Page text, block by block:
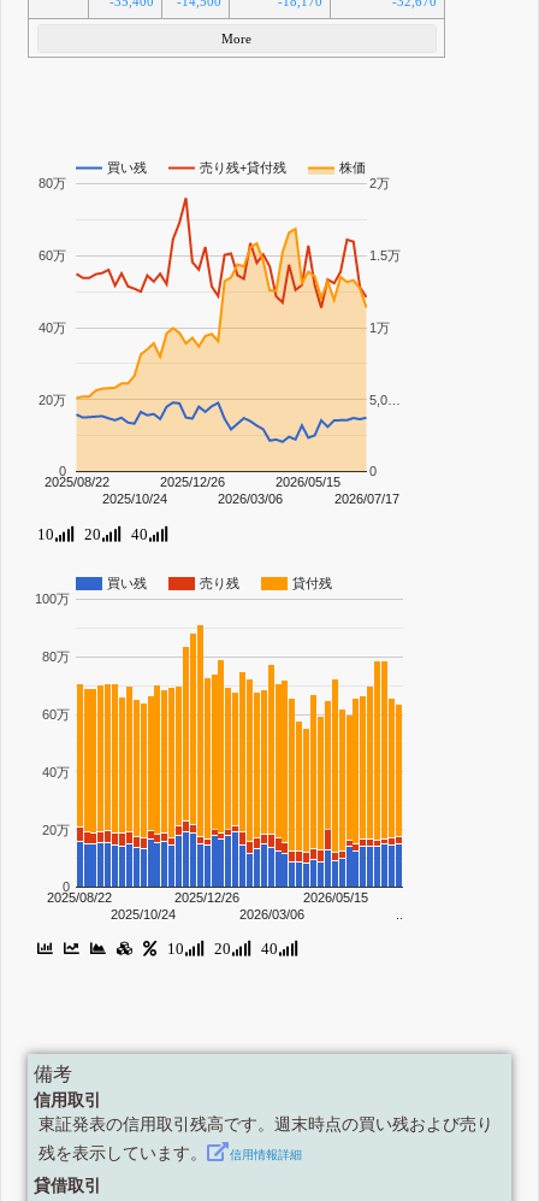
More
買い残 売り残+貸付残 株価
2025/08/22
2025/10/24
2025/12/26
2026/03/06
2026/05/15
2026/07/17
0
20万
40万
60万
80万
0
5,0…
1万
1.5万
2万
10 20 40
買い残 売り残 貸付残
2025/08/22
2025/10/24
2025/12/26
2026/03/06
2026/05/15
0
20万
40万
60万
80万
100万
10 20 40
備考
信用取引
東証発表の信用取引残高です。週末時点の買い残および売り
残を表示しています。
信用情報詳細
貸借取引